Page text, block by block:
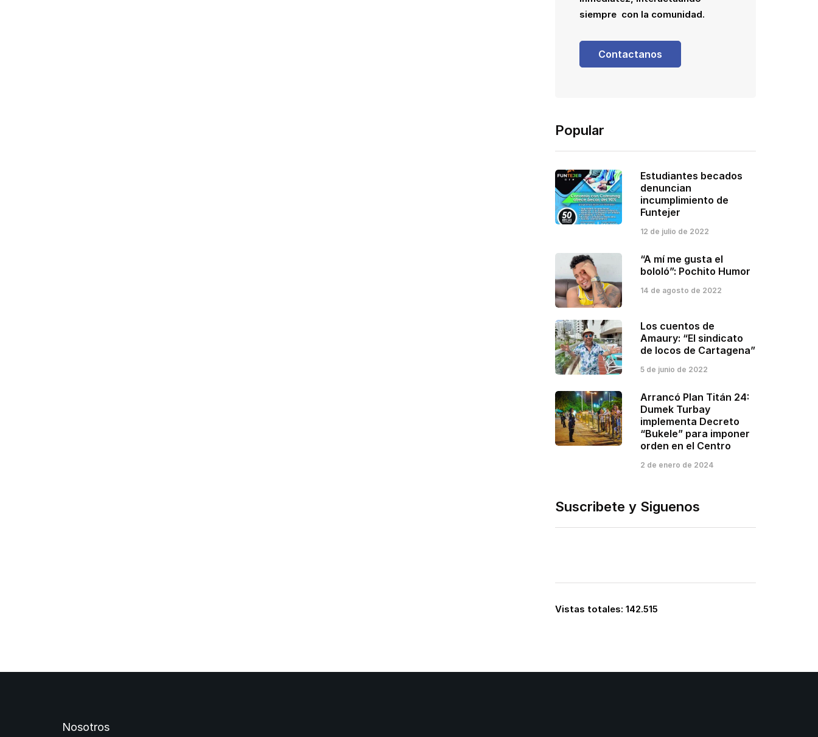
siempre con la comunidad.
Contactanos
Popular
Estudiantes becados
denuncian
incumplimiento de
Funtejer
12 de julio de 2022
“A mí me gusta el
bololó”: Pochito Humor
14 de agosto de 2022
Los cuentos de
Amaury: “El sindicato
de locos de Cartagena”
5 de junio de 2022
Arrancó Plan Titán 24:
Dumek Turbay
implementa Decreto
“Bukele” para imponer
orden en el Centro
2 de enero de 2024
Suscribete y Siguenos
Vistas totales: 142.515
Nosotros